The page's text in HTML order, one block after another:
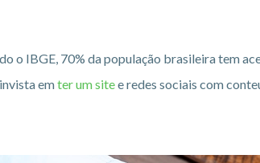
o IBGE, 70% da população brasileira tem
emter um sitee redes sociais com